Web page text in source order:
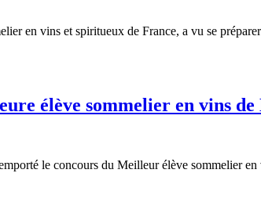
en vins et spiritueux de France, a vu se
élève sommelier en vins de
le concours du Meilleur élève sommelier